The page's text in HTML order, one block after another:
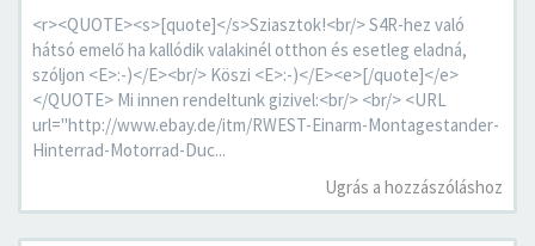
<r><QUOTE><s>[quote]</s>Sziasztok!<br/> S4R-hez való
hátsó emelő ha kallódik valakinél otthon és esetleg eladná,
szóljon <E>:-)</E><br/> Köszi <E>:-)</E><e>[/quote]</e>
</QUOTE> Mi innen rendeltunk gizivel:<br/> <br/> <URL
url="http://www.ebay.de/itm/RWEST-Einarm-Montagestander-
Hinterrad-Motorrad-Duc...
Ugrás a hozzászóláshoz